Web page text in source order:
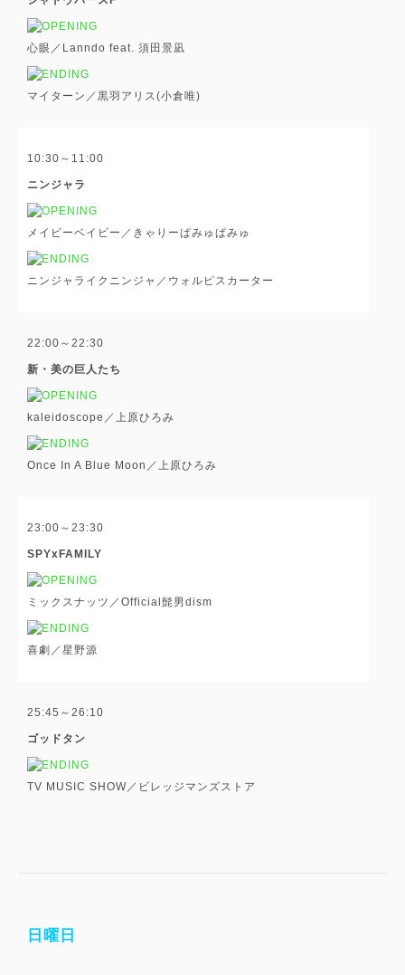
心眼／Lanndo feat. 須田景凪
マイターン／黒羽アリス(小倉唯)
10:30～11:00
ニンジャラ
メイビーベイビー／きゃりーぱみゅぱみゅ
ニンジャライクニンジャ／ウォルピスカーター
22:00～22:30
新・美の巨人たち
kaleidoscope／上原ひろみ
Once In A Blue Moon／上原ひろみ
23:00～23:30
SPYxFAMILY
ミックスナッツ／Official髭男dism
喜劇／星野源
25:45～26:10
ゴッドタン
TV MUSIC SHOW／ビレッジマンズストア
日曜日